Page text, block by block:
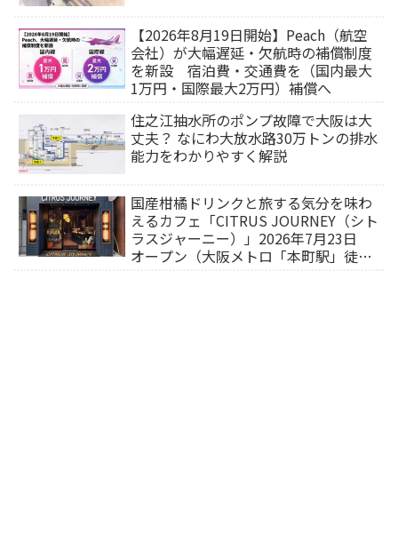
【2026年8月19日開始】Peach（航空
会社）が大幅遅延・欠航時の補償制度
を新設 宿泊費・交通費を（国内最大
1万円・国際最大2万円）補償へ
住之江抽水所のポンプ故障で大阪は大
丈夫？ なにわ大放水路30万トンの排水
能力をわかりやすく解説
国産柑橘ドリンクと旅する気分を味わ
えるカフェ「CITRUS JOURNEY（シト
ラスジャーニー）」2026年7月23日
オープン（大阪メトロ「本町駅」徒歩